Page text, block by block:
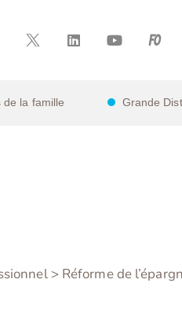
de la famille Grande
> Réforme de